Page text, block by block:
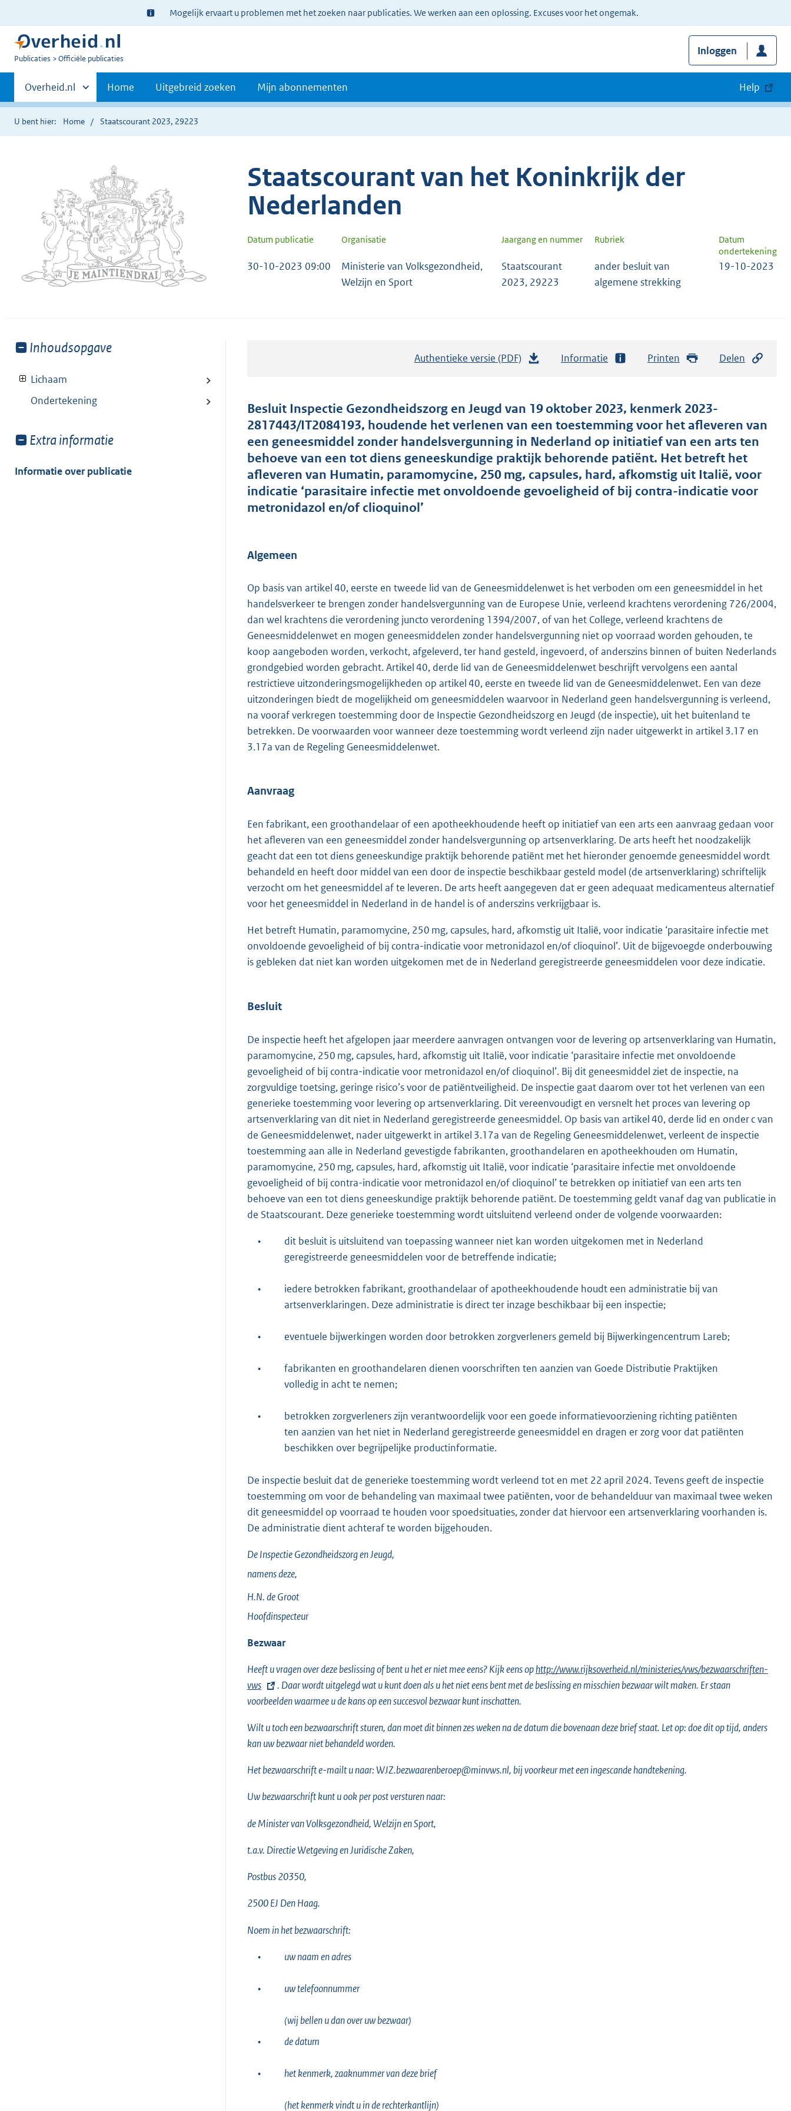
Ter
informatie:
Mogelijk ervaart u problemen met het zoeken naar publicaties. We werken aan een oplossing. Excuses voor het ongemak.
U
Publicaties Officiële publicaties
Inloggen
Primaire
navigatie
Andere
sites
binnen
Overheid.nl Home Uitgebreid zoeken Mijn abonnementen Help
U bent hier: Home Staatscourant 2023, 29223
Staatscourant van het Koninkrijk der
Nederlanden
Datum publicatie Organisatie Jaargang en nummer Rubriek
Datum
ondertekening
30-10-2023 09:00
Ministerie van Volksgezondheid,
Welzijn en Sport
Staatscourant
2023, 29223
ander besluit van
algemene strekking
19-10-2023
Toon
van:
Inhoudsopgave
Lichaam
Ondertekening
Toon
van:
Extra informatie
Informatie over publicatie
Authentieke versie (PDF)
t
a
n
d
s
r
e
8
Informatie Printen Delen
Besluit Inspectie Gezondheidszorg en Jeugd van 19 oktober 2023, kenmerk 2023-
2817443/IT2084193, houdende het verlenen van een toestemming voor het afleveren van
een geneesmiddel zonder handelsvergunning in Nederland op initiatief van een arts ten
behoeve van een tot diens geneeskundige praktijk behorende patiënt. Het betreft het
afleveren van Humatin, paramomycine, 250 mg, capsules, hard, afkomstig uit Italië, voor
indicatie ‘parasitaire infectie met onvoldoende gevoeligheid of bij contra-indicatie voor
metronidazol en/of clioquinol’
Algemeen
Op basis van artikel 40, eerste en tweede lid van de Geneesmiddelenwet is het verboden om een geneesmiddel in het
handelsverkeer te brengen zonder handelsvergunning van de Europese Unie, verleend krachtens verordening 726/2004,
dan wel krachtens die verordening juncto verordening 1394/2007, of van het College, verleend krachtens de
Geneesmiddelenwet en mogen geneesmiddelen zonder handelsvergunning niet op voorraad worden gehouden, te
koop aangeboden worden, verkocht, afgeleverd, ter hand gesteld, ingevoerd, of anderszins binnen of buiten Nederlands
grondgebied worden gebracht. Artikel 40, derde lid van de Geneesmiddelenwet beschrijft vervolgens een aantal
restrictieve uitzonderingsmogelijkheden op artikel 40, eerste en tweede lid van de Geneesmiddelenwet. Een van deze
uitzonderingen biedt de mogelijkheid om geneesmiddelen waarvoor in Nederland geen handelsvergunning is verleend,
na vooraf verkregen toestemming door de Inspectie Gezondheidszorg en Jeugd (de inspectie), uit het buitenland te
betrekken. De voorwaarden voor wanneer deze toestemming wordt verleend zijn nader uitgewerkt in artikel 3.17 en
3.17a van de Regeling Geneesmiddelenwet.
Aanvraag
Een fabrikant, een groothandelaar of een apotheekhoudende heeft op initiatief van een arts een aanvraag gedaan voor
het afleveren van een geneesmiddel zonder handelsvergunning op artsenverklaring. De arts heeft het noodzakelijk
geacht dat een tot diens geneeskundige praktijk behorende patiënt met het hieronder genoemde geneesmiddel wordt
behandeld en heeft door middel van een door de inspectie beschikbaar gesteld model (de artsenverklaring) schriftelijk
verzocht om het geneesmiddel af te leveren. De arts heeft aangegeven dat er geen adequaat medicamenteus alternatief
voor het geneesmiddel in Nederland in de handel is of anderszins verkrijgbaar is.
Het betreft Humatin, paramomycine, 250 mg, capsules, hard, afkomstig uit Italië, voor indicatie ‘parasitaire infectie met
onvoldoende gevoeligheid of bij contra-indicatie voor metronidazol en/of clioquinol’. Uit de bijgevoegde onderbouwing
is gebleken dat niet kan worden uitgekomen met de in Nederland geregistreerde geneesmiddelen voor deze indicatie.
Besluit
De inspectie heeft het afgelopen jaar meerdere aanvragen ontvangen voor de levering op artsenverklaring van Humatin,
paramomycine, 250 mg, capsules, hard, afkomstig uit Italië, voor indicatie ‘parasitaire infectie met onvoldoende
gevoeligheid of bij contra-indicatie voor metronidazol en/of clioquinol’. Bij dit geneesmiddel ziet de inspectie, na
zorgvuldige toetsing, geringe risico’s voor de patiëntveiligheid. De inspectie gaat daarom over tot het verlenen van een
generieke toestemming voor levering op artsenverklaring. Dit vereenvoudigt en versnelt het proces van levering op
artsenverklaring van dit niet in Nederland geregistreerde geneesmiddel. Op basis van artikel 40, derde lid en onder c van
de Geneesmiddelenwet, nader uitgewerkt in artikel 3.17a van de Regeling Geneesmiddelenwet, verleent de inspectie
toestemming aan alle in Nederland gevestigde fabrikanten, groothandelaren en apotheekhouden om Humatin,
paramomycine, 250 mg, capsules, hard, afkomstig uit Italië, voor indicatie ‘parasitaire infectie met onvoldoende
gevoeligheid of bij contra-indicatie voor metronidazol en/of clioquinol’ te betrekken op initiatief van een arts ten
behoeve van een tot diens geneeskundige praktijk behorende patiënt. De toestemming geldt vanaf dag van publicatie in
de Staatscourant. Deze generieke toestemming wordt uitsluitend verleend onder de volgende voorwaarden:
•
dit besluit is uitsluitend van toepassing wanneer niet kan worden uitgekomen met in Nederland
geregistreerde geneesmiddelen voor de betreffende indicatie;
•
iedere betrokken fabrikant, groothandelaar of apotheekhoudende houdt een administratie bij van
artsenverklaringen. Deze administratie is direct ter inzage beschikbaar bij een inspectie;
• eventuele bijwerkingen worden door betrokken zorgverleners gemeld bij Bijwerkingencentrum Lareb;
•
fabrikanten en groothandelaren dienen voorschriften ten aanzien van Goede Distributie Praktijken
volledig in acht te nemen;
•
betrokken zorgverleners zijn verantwoordelijk voor een goede informatievoorziening richting patiënten
ten aanzien van het niet in Nederland geregistreerde geneesmiddel en dragen er zorg voor dat patiënten
beschikken over begrijpelijke productinformatie.
De inspectie besluit dat de generieke toestemming wordt verleend tot en met 22 april 2024. Tevens geeft de inspectie
toestemming om voor de behandeling van maximaal twee patiënten, voor de behandelduur van maximaal twee weken
dit geneesmiddel op voorraad te houden voor spoedsituaties, zonder dat hiervoor een artsenverklaring voorhanden is.
De administratie dient achteraf te worden bijgehouden.
De Inspectie Gezondheidszorg en Jeugd,
namens deze,
H.N. deGroot
Hoofdinspecteur
Bezwaar
Heeft u vragen over deze beslissing of bent u het er niet mee eens? Kijk eens opE
x
r
http://www.rijksoverheid.nl/ministeries/vws/bezwaarschriften-
vws
. Daar wordt uitgelegd wat u kunt doen als u het niet eens bent met de beslissing en misschien bezwaar wilt maken. Er staan
voorbeelden waarmee u de kans op een succesvol bezwaar kunt inschatten.
Wilt u toch een bezwaarschrift sturen, dan moet dit binnen zes weken na de datum die bovenaan deze brief staat. Let op: doe dit op tijd, anders
kan uw bezwaar niet behandeld worden.
Het bezwaarschrift e-mailt u naar: WJZ.bezwaarenberoep@minvws.nl, bij voorkeur met een ingescande handtekening.
Uw bezwaarschrift kunt u ook per post versturen naar:
de Minister van Volksgezondheid, Welzijn en Sport,
t.a.v. Directie Wetgeving en Juridische Zaken,
Postbus 20350,
2500 EJ Den Haag.
Noem in het bezwaarschrift:
• uw naam en adres
• uw telefoonnummer
(wij bellen u dan over uw bezwaar)
•
de datum
• het kenmerk, zaaknummer van deze brief
(het kenmerk vindt u in de rechterkantlijn)